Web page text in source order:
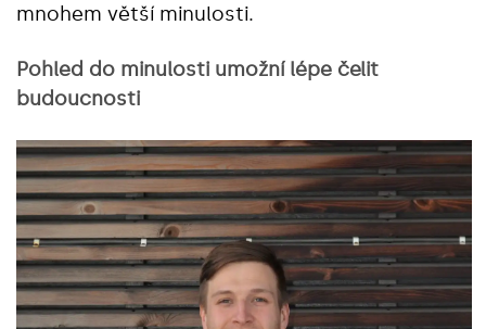
mnohem větší minulosti.
Pohled do minulosti umožní lépe čelit
budoucnosti